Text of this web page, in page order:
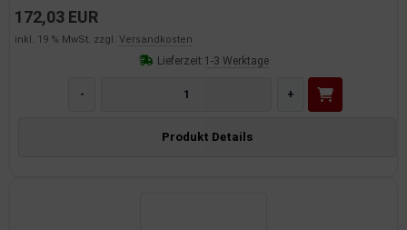
172,03 EUR
inkl. 19 % MwSt. zzgl. Versandkosten
Lieferzeit:1-3 Werktage
- +
Produkt Details